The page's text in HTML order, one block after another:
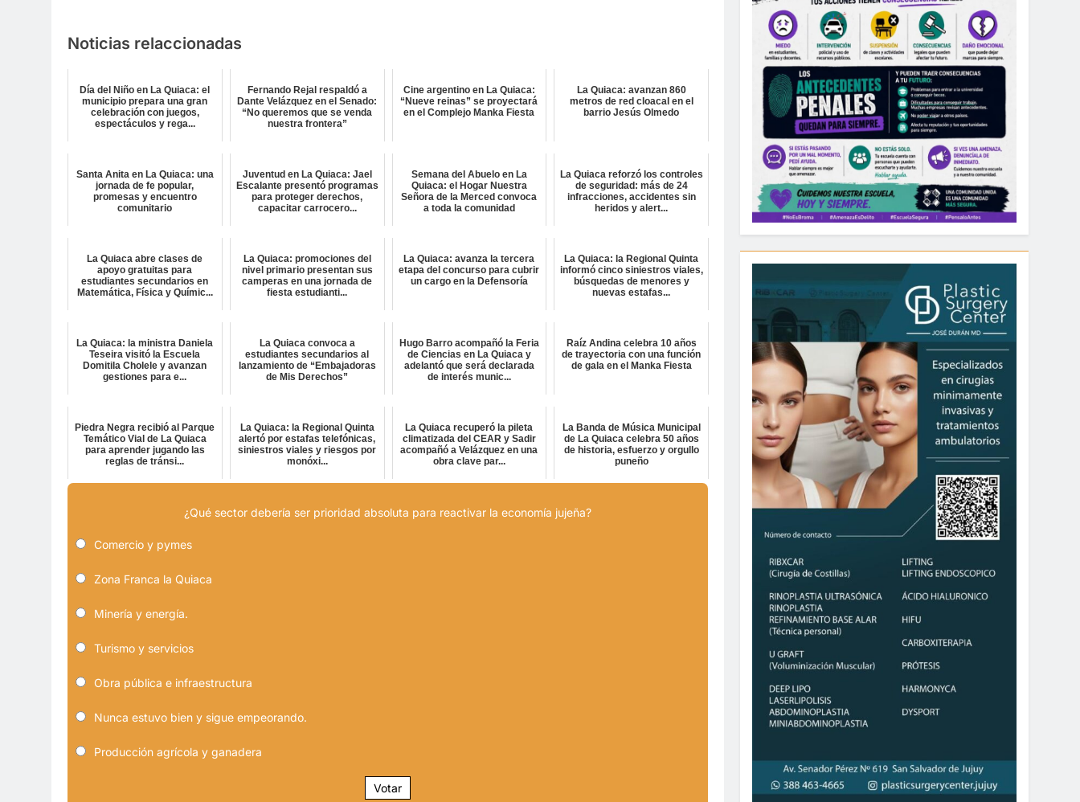
Noticias relaccionadas
Día del Niño en La Quiaca: el
municipio prepara una gran
celebración con juegos,
espectáculos y rega...
Fernando Rejal respaldó a
Dante Velázquez en el Senado:
“No queremos que se venda
nuestra frontera”
Cine argentino en La Quiaca:
“Nueve reinas” se proyectará
en el Complejo Manka Fiesta
La Quiaca: avanzan 860
metros de red cloacal en el
barrio Jesús Olmedo
Santa Anita en La Quiaca: una
jornada de fe popular,
promesas y encuentro
comunitario
Juventud en La Quiaca: Jael
Escalante presentó programas
para proteger derechos,
capacitar carrocero...
Semana del Abuelo en La
Quiaca: el Hogar Nuestra
Señora de la Merced convoca
a toda la comunidad
La Quiaca reforzó los controles
de seguridad: más de 24
infracciones, accidentes sin
heridos y alert...
La Quiaca abre clases de
apoyo gratuitas para
estudiantes secundarios en
Matemática, Física y Químic...
La Quiaca: promociones del
nivel primario presentan sus
camperas en una jornada de
fiesta estudianti...
La Quiaca: avanza la tercera
etapa del concurso para cubrir
un cargo en la Defensoría
La Quiaca: la Regional Quinta
informó cinco siniestros viales,
búsquedas de menores y
nuevas estafas...
La Quiaca: la ministra Daniela
Teseira visitó la Escuela
Domitila Cholele y avanzan
gestiones para e...
La Quiaca convoca a
estudiantes secundarios al
lanzamiento de “Embajadoras
de Mis Derechos”
Hugo Barro acompañó la Feria
de Ciencias en La Quiaca y
adelantó que será declarada
de interés munic...
Raíz Andina celebra 10 años
de trayectoria con una función
de gala en el Manka Fiesta
Piedra Negra recibió al Parque
Temático Vial de La Quiaca
para aprender jugando las
reglas de tránsi...
La Quiaca: la Regional Quinta
alertó por estafas telefónicas,
siniestros viales y riesgos por
monóxi...
La Quiaca recuperó la pileta
climatizada del CEAR y Sadir
acompañó a Velázquez en una
obra clave par...
La Banda de Música Municipal
de La Quiaca celebra 50 años
de historia, esfuerzo y orgullo
puneño
¿Qué sector debería ser prioridad absoluta para reactivar la economía jujeña?
Comercio y pymes
Zona Franca la Quiaca
Minería y energía.
Turismo y servicios
Obra pública e infraestructura
Nunca estuvo bien y sigue empeorando.
Producción agrícola y ganadera
Votar